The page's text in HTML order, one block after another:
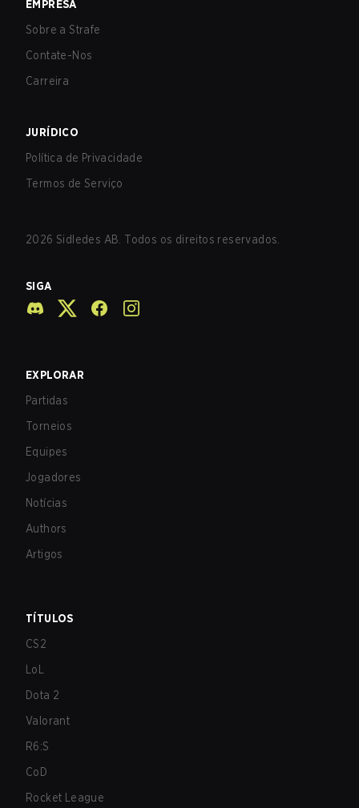
EMPRESA
Sobre a Strafe
Contate-Nos
Carreira
JURÍDICO
Política de Privacidade
Termos de Serviço
2026 Sidledes AB. Todos os direitos reservados.
SIGA
EXPLORAR
Partidas
Torneios
Equipes
Jogadores
Notícias
Authors
Artigos
TÍTULOS
CS2
LoL
Dota 2
Valorant
R6:S
CoD
Rocket League